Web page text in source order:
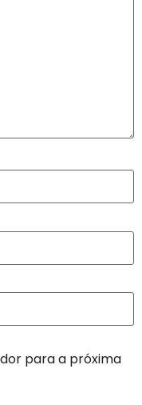
para a próxima